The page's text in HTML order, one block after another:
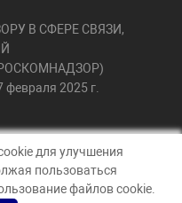
В СФЕРЕ СВЯЗИ,
2025 г.
для улучшения
пользоваться
файлов cookie.